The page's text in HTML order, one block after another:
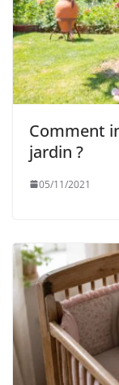
Comment
jardin ?
05/11/2021